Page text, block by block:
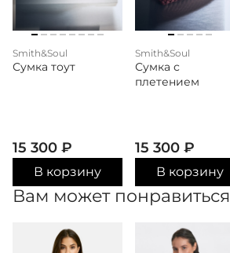
Smith&Soul
Сумка тоут
15 300 ₽
В корзину
Smith&Soul
Сумка с
плетением
15 300 ₽
В корзину
Вам может понравиться